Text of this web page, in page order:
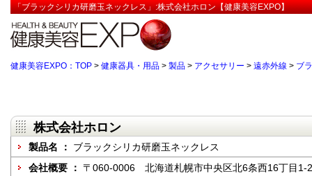
「ブラックシリカ研磨玉ネックレス」:株式会社ホロン【健康美容EXPO】
健康美容EXPO：TOP > 健康器具・用品 > 製品 > アクセサリー > 遠赤外線 > ブ
株式会社ホロン
製品名 ： ブラックシリカ研磨玉ネックレス
会社概要 ： 〒060-0006 北海道札幌市中央区北6条西16丁目1-